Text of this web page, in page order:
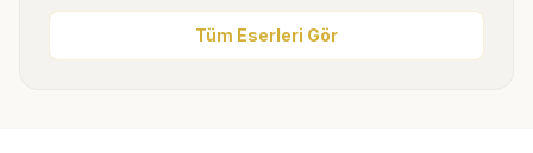
Tüm Eserleri Gör